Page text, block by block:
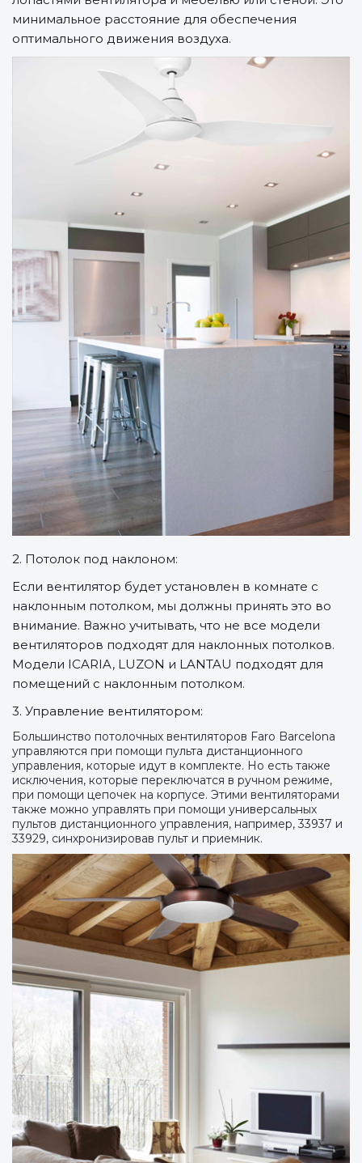
минимальное расстояние для обеспечения
оптимального движения воздуха.
2. Потолок под наклоном:
Если вентилятор будет установлен в комнате с
наклонным потолком, мы должны принять это во
внимание. Важно учитывать, что не все модели
вентиляторов подходят для наклонных потолков.
Модели ICARIA, LUZON и LANTAU подходят для
помещений с наклонным потолком.
3. Управление вентилятором:
Большинство потолочных вентиляторов Faro Barcelona
управляются при помощи пульта дистанционного
управления, которые идут в комплекте. Но есть также
исключения, которые переключатся в ручном режиме,
при помощи цепочек на корпусе. Этими вентиляторами
также можно управлять при помощи универсальных
пультов дистанционного управления, например, 33937 и
33929, синхронизировав пульт и приемник.